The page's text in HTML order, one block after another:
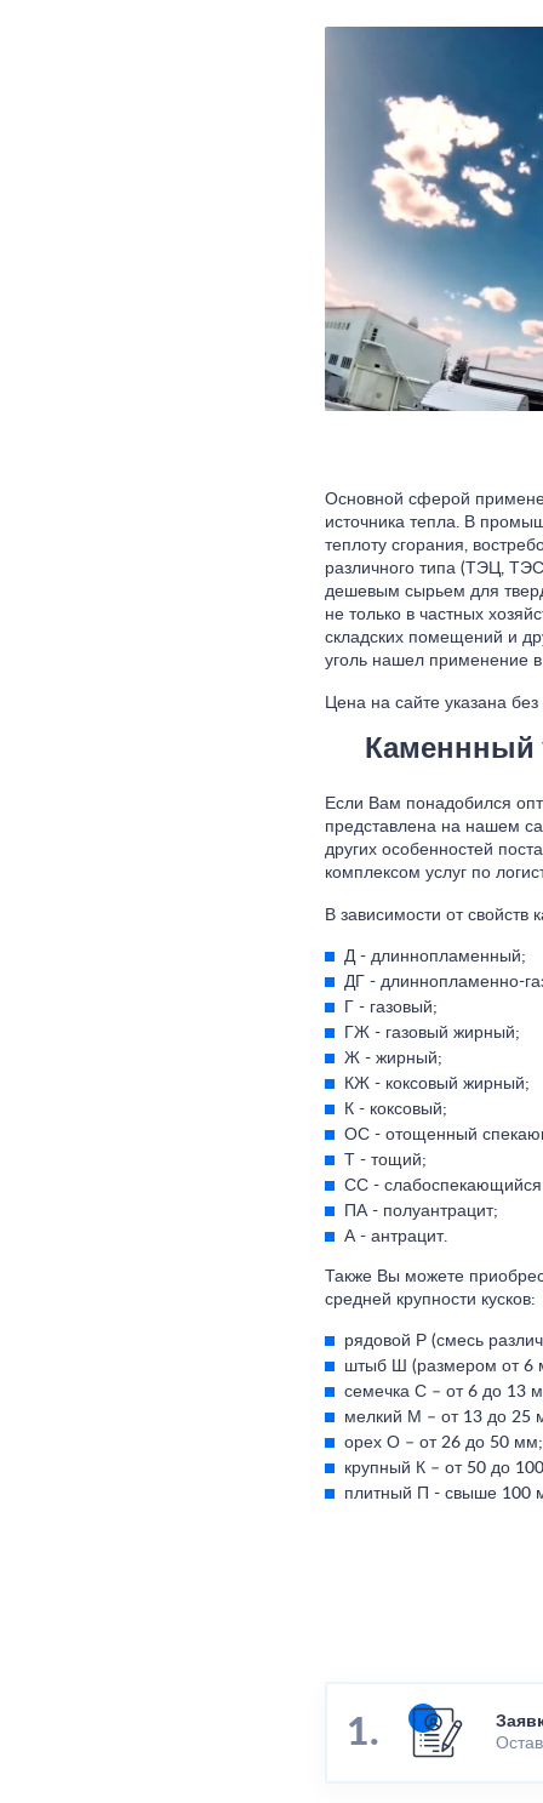
Основной сферой
источника тепла. В
теплоту сгорания,
различного типа (ТЭЦ,
дешевым сырьем для
не только в частных
складских помещений и
уголь нашел применение в
Цена на сайте указана
Каменнный
Если Вам понадобился
представлена на нашем
других особенностей
комплексом услуг по
В зависимости от свойств
Д - длиннопламенный;
ДГ - длиннопламенно-
Г - газовый;
ГЖ - газовый жирный;
Ж - жирный;
КЖ - коксовый жирный;
К - коксовый;
ОС - отощенный
Т - тощий;
СС -
ПА - полуантрацит;
А - антрацит.
Также Вы можете
средней крупности кусков:
рядовой Р (смесь
штыб Ш (размером от 6
семечка С – от 6 до 13
мелкий М – от 13 до 25
орех О – от 26 до 50 мм;
крупный К – от 50 до
плитный П - свыше 100